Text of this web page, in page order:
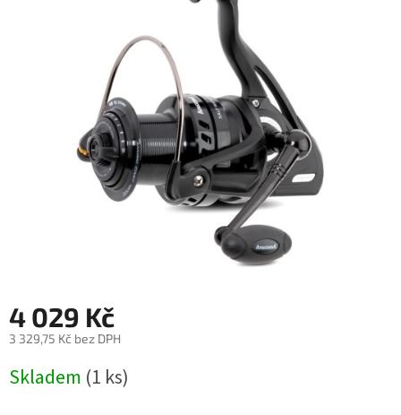
4 029 Kč
3 329,75 Kč bez DPH
cena:
Skladem (1 ks)